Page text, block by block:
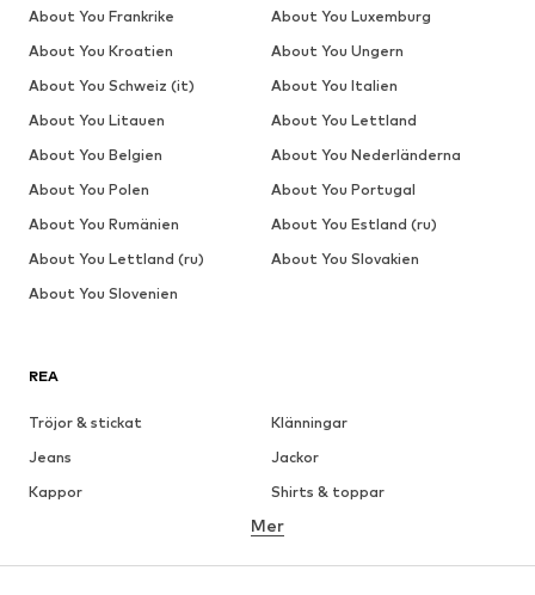
REA
Tröjor & stickat
Klänningar
Jeans
Jackor
Kappor
Shirts & toppar
Underkläder
Kjolar
Blusar & tunikor
Mer
About You Frankrike
About You Luxemburg
About You Kroatien
About You Ungern
About You Schweiz (it)
About You Italien
About You Litauen
About You Lettland
About You Belgien
About You Nederländerna
About You Polen
About You Portugal
About You Rumänien
About You Estland (ru)
About You Lettland (ru)
About You Slovakien
About You Slovenien